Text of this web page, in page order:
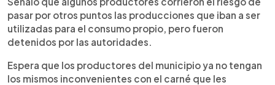
pasar por otros puntos las producciones que iban a ser
utilizadas para el consumo propio, pero fueron
detenidos por las autoridades.
Espera que los productores del municipio ya no tengan
los mismos inconvenientes con el carné que les